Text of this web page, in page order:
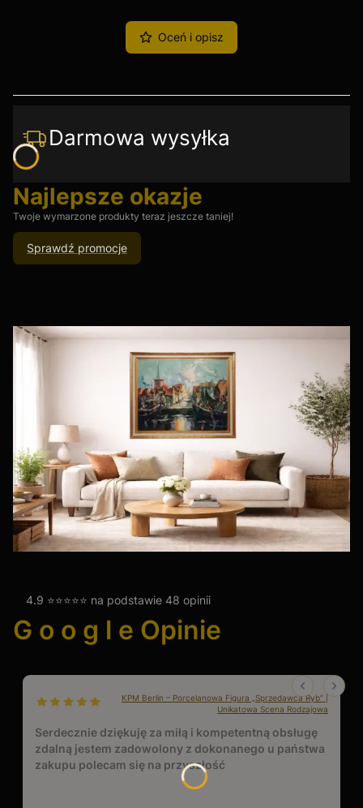
Oceń i opisz
Darmowa wysyłka
Najlepsze okazje
Twoje wymarzone produkty teraz jeszcze taniej!
Sprawdź promocje
4.9 ⭐⭐⭐⭐⭐ na podstawie 48 opinii
G o o g l e Opinie
dał ocenę: 5
KPM Berlin – Porcelanowa Figura „Sprzedawca Ryb” |
Unikatowa Scena Rodzajowa
Serdecznie dziękuję za miłą i kompetentną obsługę
zdalną jestem zadowolony z dokonanego u państwa
zakupu polecam się na przyszłość